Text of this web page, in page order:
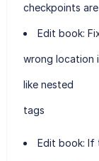
checkpoints
Edit book:
wrong location
like nested
tags
Edit book: If